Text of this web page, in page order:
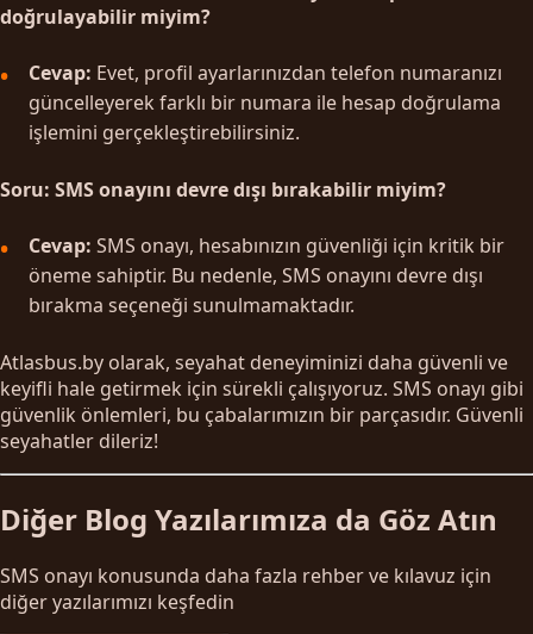
doğrulayabilir miyim?
Cevap: Evet, profil ayarlarınızdan telefon numaranızı
güncelleyerek farklı bir numara ile hesap doğrulama
işlemini gerçekleştirebilirsiniz.
Soru: SMS onayını devre dışı bırakabilir miyim?
Cevap: SMS onayı, hesabınızın güvenliği için kritik bir
öneme sahiptir. Bu nedenle, SMS onayını devre dışı
bırakma seçeneği sunulmamaktadır.
Atlasbus.by olarak, seyahat deneyiminizi daha güvenli ve
keyifli hale getirmek için sürekli çalışıyoruz. SMS onayı gibi
güvenlik önlemleri, bu çabalarımızın bir parçasıdır. Güvenli
seyahatler dileriz!
Diğer Blog Yazılarımıza da Göz Atın
SMS onayı konusunda daha fazla rehber ve kılavuz için
diğer yazılarımızı keşfedin